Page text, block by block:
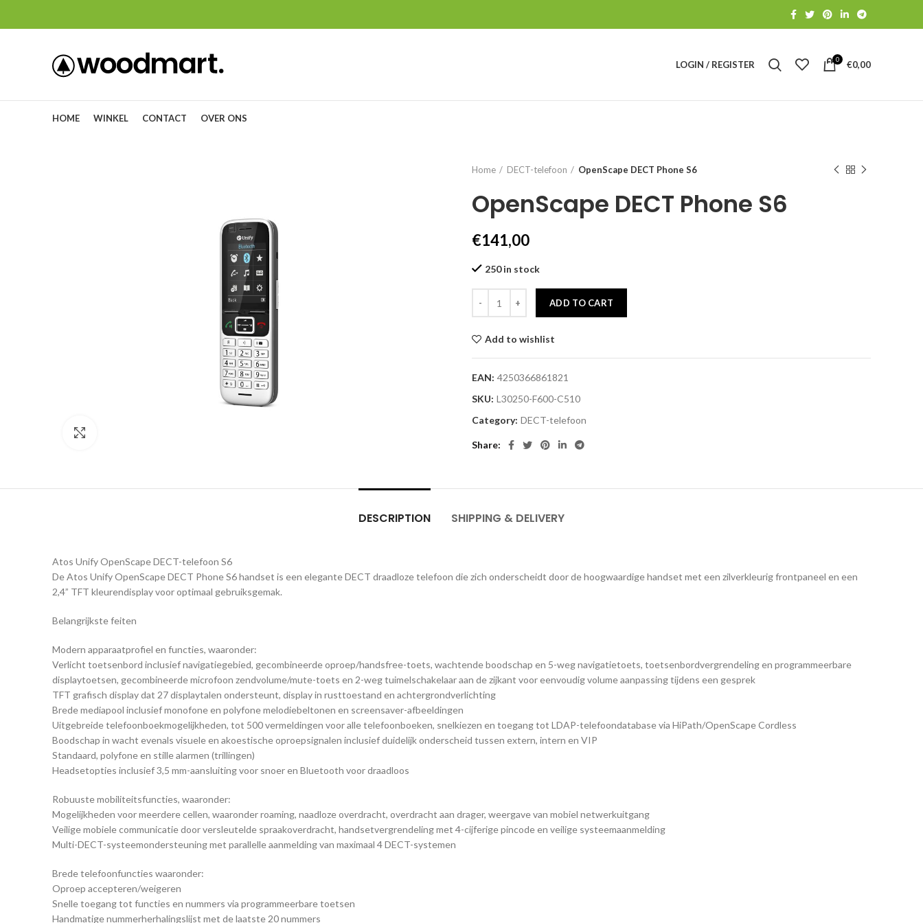
LOGIN / REGISTER 0 €0,00
HOME WINKEL CONTACT OVER ONS
Home DECT-telefoon OpenScape DECT Phone S6
OpenScape DECT Phone S6
€141,00
250 in stock
ADD TO CART
Add to wishlist
EAN: 4250366861821
SKU: L30250-F600-C510
Category: DECT-telefoon
Share
DESCRIPTION SHIPPING & DELIVERY
Atos Unify OpenScape DECT-telefoon S6
De Atos Unify OpenScape DECT Phone S6 handset is een elegante DECT draadloze telefoon die zich onderscheidt door de hoogwaardige handset met een zilverkleurig frontpaneel en een
2,4” TFT kleurendisplay voor optimaal gebruiksgemak.
Belangrijkste feiten
Modern apparaatprofiel en functies, waaronder:
Verlicht toetsenbord inclusief navigatiegebied, gecombineerde oproep/handsfree-toets, wachtende boodschap en 5-weg navigatietoets, toetsenbordvergrendeling en programmeerbare
displaytoetsen, gecombineerde microfoon zendvolume/mute-toets en 2-weg tuimelschakelaar aan de zijkant voor eenvoudig volume aanpassing tijdens een gesprek
TFT grafisch display dat 27 displaytalen ondersteunt, display in rusttoestand en achtergrondverlichting
Brede mediapool inclusief monofone en polyfone melodiebeltonen en screensaver-afbeeldingen
Uitgebreide telefoonboekmogelijkheden, tot 500 vermeldingen voor alle telefoonboeken, snelkiezen en toegang tot LDAP-telefoondatabase via HiPath/OpenScape Cordless
Boodschap in wacht evenals visuele en akoestische oproepsignalen inclusief duidelijk onderscheid tussen extern, intern en VIP
Standaard, polyfone en stille alarmen (trillingen)
Headsetopties inclusief 3,5 mm-aansluiting voor snoer en Bluetooth voor draadloos
Robuuste mobiliteitsfuncties, waaronder:
Mogelijkheden voor meerdere cellen, waaronder roaming, naadloze overdracht, overdracht aan drager, weergave van mobiel netwerkuitgang
Veilige mobiele communicatie door versleutelde spraakoverdracht, handsetvergrendeling met 4-cijferige pincode en veilige systeemaanmelding
Multi-DECT-systeemondersteuning met parallelle aanmelding van maximaal 4 DECT-systemen
Brede telefoonfuncties waaronder:
Oproep accepteren/weigeren
Snelle toegang tot functies en nummers via programmeerbare toetsen
Handmatige nummerherhalingslijst met de laatste 20 nummers